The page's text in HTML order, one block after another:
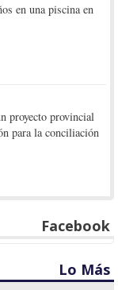
en una piscina en
proyecto provincial
para la conciliación
Facebook
Lo Más